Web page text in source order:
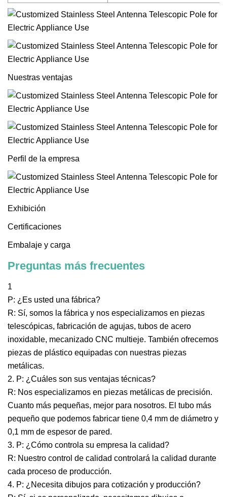
Nuestras ventajas
Perfil de la empresa
Exhibición
Certificaciones
Embalaje y carga
Preguntas más frecuentes
1
P: ¿Es usted una fábrica?
R: Sí, somos la fábrica y nos especializamos en piezas
telescópicas, fabricación de agujas, tubos de acero
inoxidable, mecanizado CNC multieje. También ofrecemos
piezas de plástico equipadas con nuestras piezas
metálicas.
2. P: ¿Cuáles son sus ventajas técnicas?
R: Nos especializamos en piezas metálicas de precisión.
Cuanto más pequeñas, mejor para nosotros. El tubo más
pequeño que podemos fabricar tiene 0,4 mm de diámetro y
0,1 mm de espesor de pared.
3. P: ¿Cómo controla su empresa la calidad?
R: Nuestro control de calidad controlará la calidad durante
cada proceso de producción.
4. P: ¿Necesita dibujos para cotización y producción?